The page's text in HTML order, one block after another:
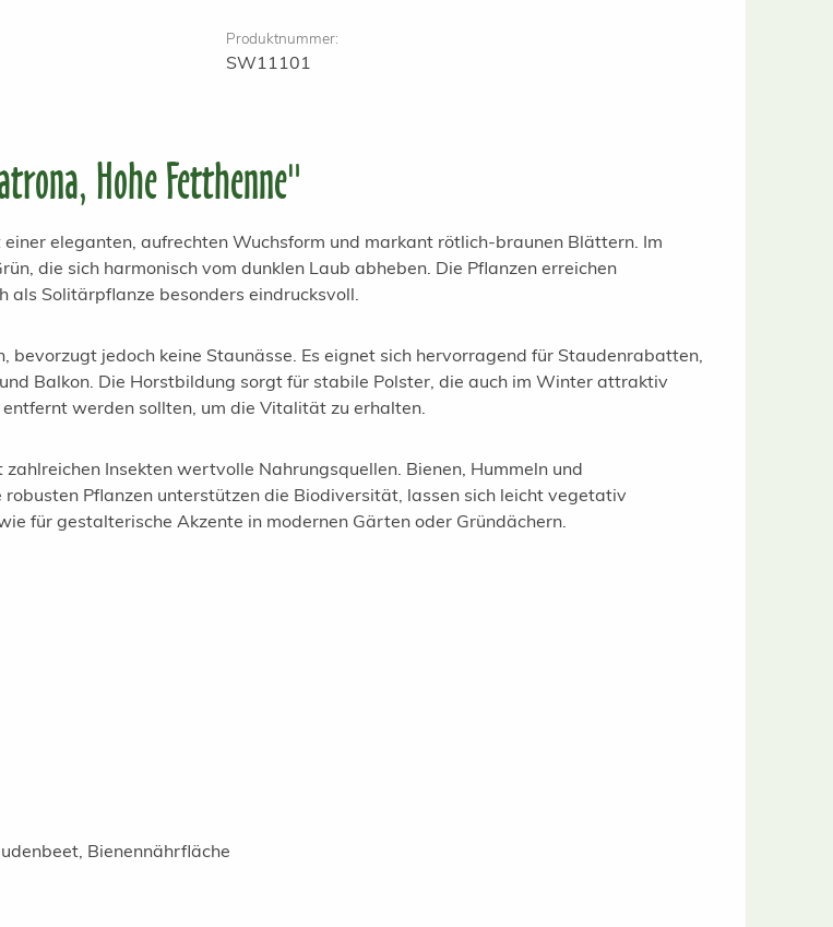
Produktnummer:
SW11101
Hohe Fetthenne"
eleganten, aufrechten Wuchsform und markant rötlich-braunen Blättern. Im
die sich harmonisch vom dunklen Laub abheben. Die Pflanzen erreichen
als Solitärpflanze besonders eindrucksvoll.
jedoch keine Staunässe. Es eignet sich hervorragend für Staudenrabatten,
Balkon. Die Horstbildung sorgt für stabile Polster, die auch im Winter attraktiv
werden sollten, um die Vitalität zu erhalten.
Insekten wertvolle Nahrungsquellen. Bienen, Hummeln und
Pflanzen unterstützen die Biodiversität, lassen sich leicht vegetativ
für gestalterische Akzente in modernen Gärten oder Gründächern.
Bienennährfläche